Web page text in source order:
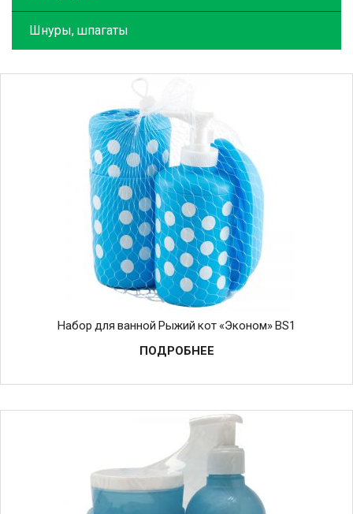
Набор для ванной Рыжий кот «Эконом» BS1
ПОДРОБНЕЕ
Шнуры, шпагаты